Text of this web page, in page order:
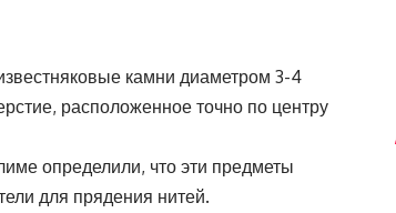
камни диаметром 3-4
расположенное точно по центру
определили, что эти предметы
для прядения нитей.